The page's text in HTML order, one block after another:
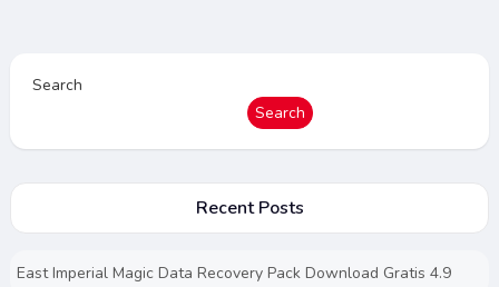
Search
Search
Recent Posts
East Imperial Magic Data Recovery Pack Download Gratis 4.9